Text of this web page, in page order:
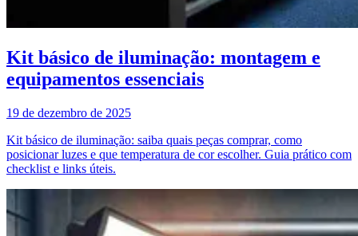
Kit básico de iluminação: montagem e
equipamentos essenciais
19 de dezembro de 2025
Kit básico de iluminação: saiba quais peças comprar, como
posicionar luzes e que temperatura de cor escolher. Guia prático com
checklist e links úteis.